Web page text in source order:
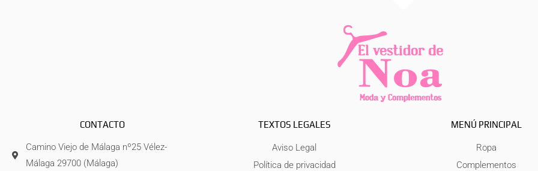
CONTACTO
Camino Viejo de Málaga nº25 Vélez-
Málaga 29700 (Málaga)
TEXTOS LEGALES
Aviso Legal
Política de privacidad
MENÚ PRINCIPAL
Ropa
Complementos